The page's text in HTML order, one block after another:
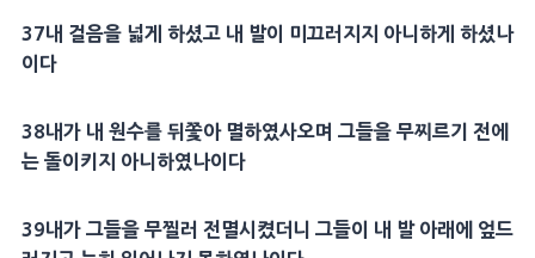
37내 걸음을 넓게 하셨고 내 발이 미끄러지지 아니하게 하셨나
이다
38내가 내 원수를 뒤쫓아 멸하였사오며 그들을 무찌르기 전에
는 돌이키지 아니하였나이다
39내가 그들을 무찔러 전멸시켰더니 그들이 내 발 아래에 엎드